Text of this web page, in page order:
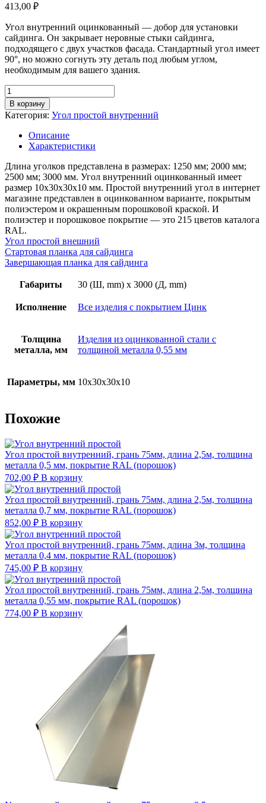
413,00 ₽
Угол внутренний оцинкованный — добор для установки
сайдинга. Он закрывает неровные стыки сайдинга,
подходящего с двух участков фасада. Стандартный угол имеет
90°, но можно согнуть эту деталь под любым углом,
необходимым для вашего здания.
Количество
товара
Угол
простой
внутренний,
грань
длина
3м,
толщина
металла
0,55
мм,
цинк
В корзину
Категория: Угол простой внутренний
Описание
Характеристики
Длина уголков представлена в размерах: 1250 мм; 2000 мм;
2500 мм; 3000 мм. Угол внутренний оцинкованный имеет
размер 10х30х30х10 мм. Простой внутренний угол в интернет
магазине представлен в оцинкованном варианте, покрытым
полиэстером и окрашенным порошковой краской. И
полиэстер и порошковое покрытие — это 215 цветов каталога
RAL.
Угол простой внешний
Стартовая планка для сайдинга
Завершающая планка для сайдинга
Габариты 30 (Ш, mm) x 3000 (Д, mm)
Исполнение Все изделия с покрытием Цинк
Толщина
металла, мм
Изделия из оцинкованной стали с
толщиной металла 0,55 мм
Параметры, мм 10х30х30х10
Похожие
Угол простой внутренний, грань 75мм, длина 2,5м, толщина
металла 0,5 мм, покрытие RAL (порошок)
702,00 ₽ В корзину
Угол простой внутренний, грань 75мм, длина 2,5м, толщина
металла 0,7 мм, покрытие RAL (порошок)
852,00 ₽ В корзину
Угол простой внутренний, грань 75мм, длина 3м, толщина
металла 0,4 мм, покрытие RAL (порошок)
745,00 ₽ В корзину
Угол простой внутренний, грань 75мм, длина 2,5м, толщина
металла 0,55 мм, покрытие RAL (порошок)
774,00 ₽ В корзину